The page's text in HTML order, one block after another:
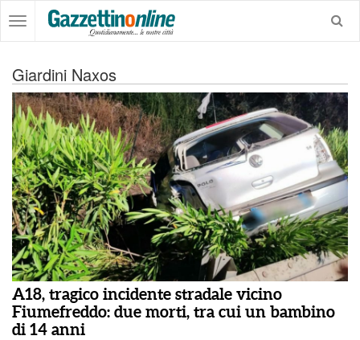
Giardini Naxos
A18, tragico incidente stradale vicino
Fiumefreddo: due morti, tra cui un bambino
di 14 anni